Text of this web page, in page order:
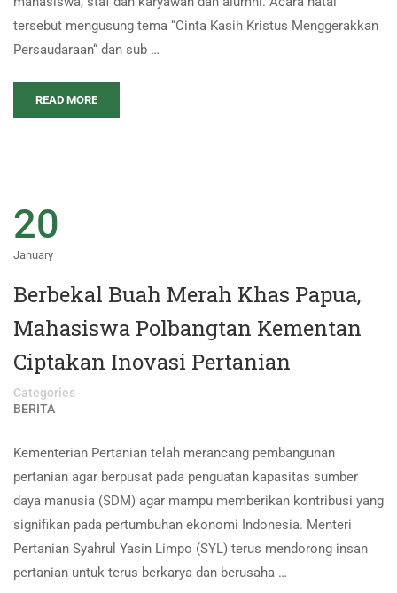
tersebut mengusung tema “Cinta Kasih Kristus Menggerakkan
Persaudaraan“ dan sub …
READ MORE
20
January
Berbekal Buah Merah Khas Papua,
Mahasiswa Polbangtan Kementan
Ciptakan Inovasi Pertanian
Categories
BERITA
Kementerian Pertanian telah merancang pembangunan
pertanian agar berpusat pada penguatan kapasitas sumber
daya manusia (SDM) agar mampu memberikan kontribusi yang
signifikan pada pertumbuhan ekonomi Indonesia. Menteri
Pertanian Syahrul Yasin Limpo (SYL) terus mendorong insan
pertanian untuk terus berkarya dan berusaha …